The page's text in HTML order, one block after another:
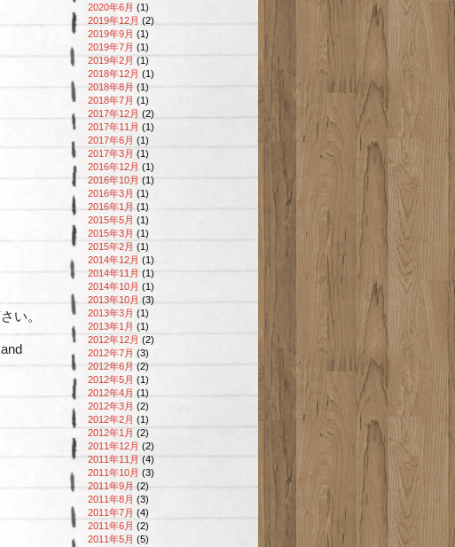
い。
2020年6月 (1)
2019年12月 (2)
2019年9月 (1)
2019年7月 (1)
2019年2月 (1)
2018年12月 (1)
2018年8月 (1)
2018年7月 (1)
2017年12月 (2)
2017年11月 (1)
2017年6月 (1)
2017年3月 (1)
2016年12月 (1)
2016年10月 (1)
2016年3月 (1)
2016年1月 (1)
2015年5月 (1)
2015年3月 (1)
2015年2月 (1)
2014年12月 (1)
2014年11月 (1)
2014年10月 (1)
2013年10月 (3)
2013年3月 (1)
2013年1月 (1)
2012年12月 (2)
2012年7月 (3)
2012年6月 (2)
2012年5月 (1)
2012年4月 (1)
2012年3月 (2)
2012年2月 (1)
2012年1月 (2)
2011年12月 (2)
2011年11月 (4)
2011年10月 (3)
2011年9月 (2)
2011年8月 (3)
2011年7月 (4)
2011年6月 (2)
2011年5月 (5)